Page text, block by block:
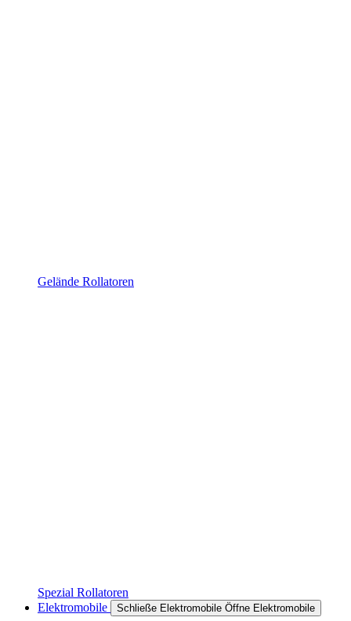
Gelände Rollatoren
Spezial Rollatoren
Elektromobile
Schließe Elektromobile Öffne Elektromobile